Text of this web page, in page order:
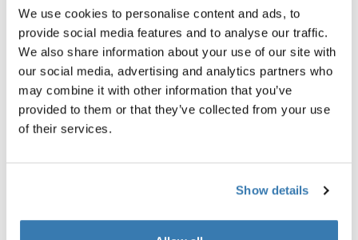
We use cookies to personalise content and ads, to
provide social media features and to analyse our traffic.
We also share information about your use of our site with
our social media, advertising and analytics partners who
may combine it with other information that you’ve
provided to them or that they’ve collected from your use
of their services.
Show details
Набор упаковочных кубов Thule включает средний
и малый куб, которые имеют размеры,
позволяющие эффективно размещать их в
большинстве ручной клади и позволяют быстро
идентифицировать и организовать дорожные
принадлежности.
Toggle overview
Описание изделий